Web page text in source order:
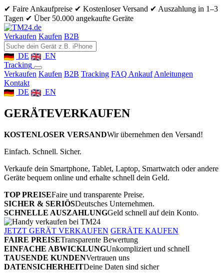
✔ Faire Ankaufpreise ✔ Kostenloser Versand ✔ Auszahlung in 1–3
Tagen ✔ Über 50.000 angekaufte Geräte
Verkaufen Kaufen B2B
DE
EN
Tracking
Verkaufen Kaufen B2B Tracking FAQ Ankauf Anleitungen
Kontakt
DE
EN
GERÄTEVERKAUFEN
KOSTENLOSER VERSANDWir übernehmen den Versand!
Einfach. Schnell. Sicher.
Verkaufe dein Smartphone, Tablet, Laptop, Smartwatch oder andere
Geräte bequem online und erhalte schnell dein Geld.
TOP PREISEFaire und transparente Preise.
SICHER & SERIÖSDeutsches Unternehmen.
SCHNELLE AUSZAHLUNGGeld schnell auf dein Konto.
JETZT GERÄT VERKAUFEN GERÄTE KAUFEN
FAIRE PREISETransparente Bewertung
EINFACHE ABWICKLUNGUnkompliziert und schnell
TAUSENDE KUNDENVertrauen uns
DATENSICHERHEITDeine Daten sind sicher